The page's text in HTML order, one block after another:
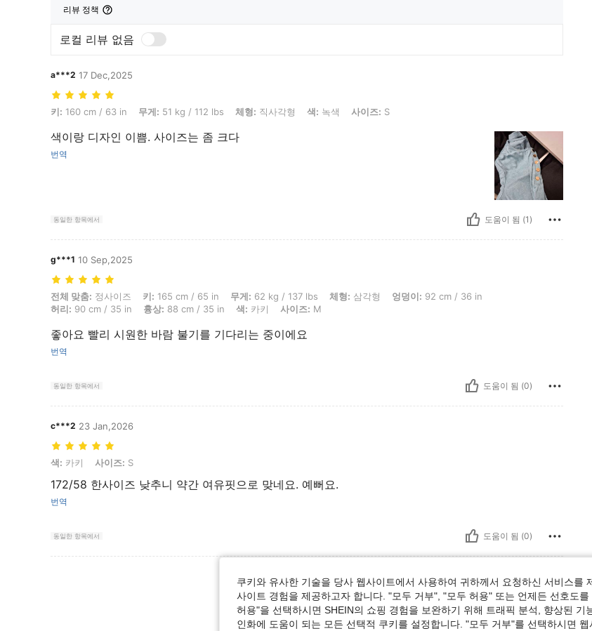
리뷰 정책
로컬 리뷰 없음
a***2 17 Dec,2025
키: 160 cm / 63 in, 무게: 51 kg / 112 lbs, 체형: 직사각형, 색: 녹색, 사이즈: S
키: 160 cm / 63 in 무게: 51 kg / 112 lbs 체형: 직사각형 색: 녹색 사이즈: S
색이랑 디자인 이쁨. 사이즈는 좀 크다
번역
동일한 항목에서 도움이 됨 (1)
g***1 10 Sep,2025
전체 맞춤: 정사이즈, 키: 165 cm / 65 in, 무게: 62 kg / 137 lbs, 체형: 삼각형, 엉덩이: 92 cm / 36 in, 허리: 90 cm / 35 in, 흉상: 88 cm / 35 in, 색: 카
전체 맞춤: 정사이즈 키: 165 cm / 65 in 무게: 62 kg / 137 lbs 체형: 삼각형 엉덩이: 92 cm / 36 in
허리: 90 cm / 35 in 흉상: 88 cm / 35 in 색: 카키 사이즈: M
좋아요 빨리 시원한 바람 불기를 기다리는 중이에요
번역
동일한 항목에서 도움이 됨 (0)
c***2 23 Jan,2026
색: 카키, 사이즈: S
색: 카키 사이즈: S
172/58 한사이즈 낮추니 약간 여유핏으로 맞네요. 예뻐요.
번역
동일한 항목에서 도움이 됨 (0)
쿠키와 유사한 기술을 당사 웹사이트에서 사용하여 귀하께서 요청하신 서비스를
사이트 경험을 제공하고자 합니다. "모두 거부", "모두 허용" 또는 언제든 선호도
허용"을 선택하시면 SHEIN의 쇼핑 경험을 보완하기 위해 트래픽 분석, 향상된 기
인화에 도움이 되는 모든 선택적 쿠키를 설정합니다. "모두 거부"를 선택하시면